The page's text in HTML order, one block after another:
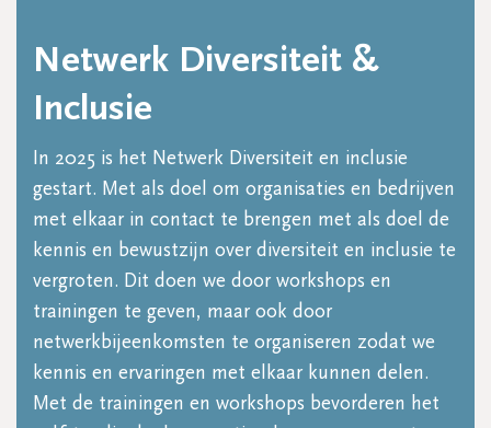
Netwerk Diversiteit &
Inclusie
In 2025 is het Netwerk Diversiteit en inclusie
gestart. Met als doel om organisaties en bedrijven
met elkaar in contact te brengen met als doel de
kennis en bewustzijn over diversiteit en inclusie te
vergroten. Dit doen we door workshops en
trainingen te geven, maar ook door
netwerkbijeenkomsten te organiseren zodat we
kennis en ervaringen met elkaar kunnen delen.
Met de trainingen en workshops bevorderen het